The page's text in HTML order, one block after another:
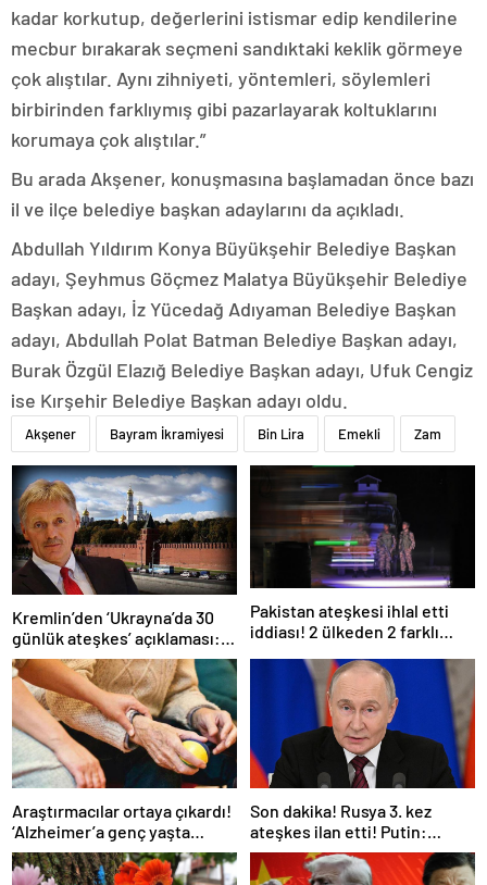
kadar korkutup, değerlerini istismar edip kendilerine
mecbur bırakarak seçmeni sandıktaki keklik görmeye
çok alıştılar. Aynı zihniyeti, yöntemleri, söylemleri
birbirinden farklıymış gibi pazarlayarak koltuklarını
korumaya çok alıştılar.”
Bu arada Akşener, konuşmasına başlamadan önce bazı
il ve ilçe belediye başkan adaylarını da açıkladı.
Abdullah Yıldırım Konya Büyükşehir Belediye Başkan
adayı, Şeyhmus Göçmez Malatya Büyükşehir Belediye
Başkan adayı, İz Yücedağ Adıyaman Belediye Başkan
adayı, Abdullah Polat Batman Belediye Başkan adayı,
Burak Özgül Elazığ Belediye Başkan adayı, Ufuk Cengiz
ise Kırşehir Belediye Başkan adayı oldu.
Akşener Bayram İkramiyesi Bin Lira Emekli Zam
Kremlin’den ‘Ukrayna’da 30
günlük ateşkes’ açıklaması:
Bunu iyice düşünmeliyiz
Pakistan ateşkesi ihlal etti
iddiası! 2 ülkeden 2 farklı
Araştırmacılar ortaya çıkardı!
‘Alzheimer’a genç yaşta
yakalanabilirsiniz’
Son dakika! Rusya 3. kez
ateşkes ilan etti! Putin:
Erdoğan ile görüşme
gerçekleştireceğiz